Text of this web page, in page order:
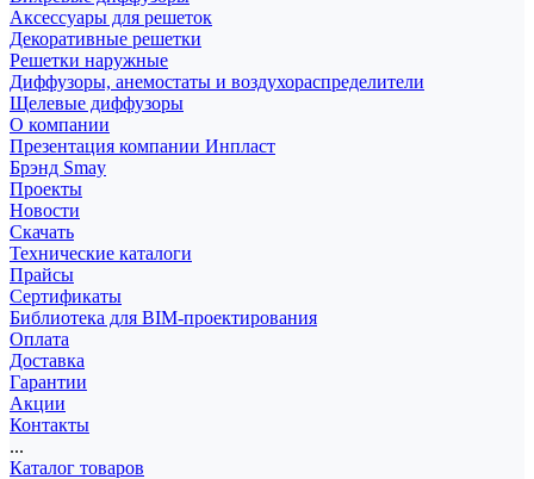
Аксессуары для решеток
Декоративные решетки
Решетки наружные
Диффузоры, анемостаты и воздухораспределители
Щелевые диффузоры
О компании
Презентация компании Инпласт
Брэнд Smay
Проекты
Новости
Скачать
Технические каталоги
Прайсы
Сертификаты
Библиотека для BIM-проектирования
Оплата
Доставка
Гарантии
Акции
Контакты
...
Каталог товаров